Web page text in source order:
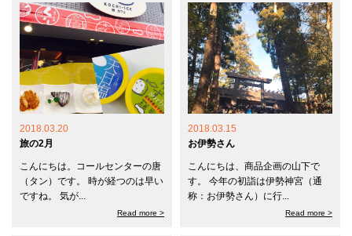
2018.03.20
旅の2月
こんにちは。コールセンターの唐
（タン）です。 時が経つのは早い
ですね。 気が...
Read more >
2018.03.15
お伊勢さん
こんにちは、商品企画の山下で
す。 今年の初詣は伊勢神宮（通
称：お伊勢さん）に行...
Read more >